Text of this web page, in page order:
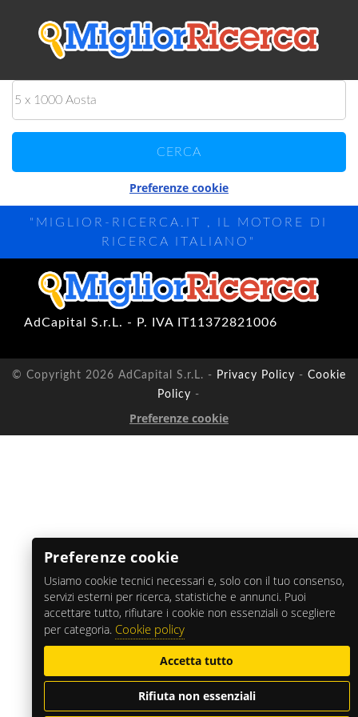
Preferenze cookie
"MIGLIOR-RICERCA.IT , IL MOTORE DI
RICERCA ITALIANO"
AdCapital S.r.L. - P. IVA IT11372821006
© Copyright 2026 AdCapital S.r.L. - Privacy Policy - Cookie
Policy -
Preferenze cookie
Preferenze cookie
Usiamo cookie tecnici necessari e, solo con il tuo consenso,
servizi esterni per ricerca, statistiche e annunci. Puoi
accettare tutto, rifiutare i cookie non essenziali o scegliere
per categoria. Cookie policy
Accetta tutto
Rifiuta non essenziali